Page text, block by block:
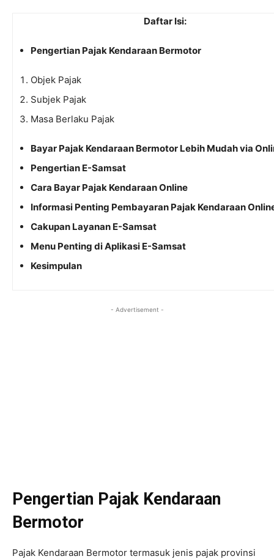
Daftar Isi:
Pengertian Pajak Kendaraan Bermotor
Objek Pajak
Subjek Pajak
Masa Berlaku Pajak
Bayar Pajak Kendaraan Bermotor Lebih Mudah via
Pengertian E-Samsat
Cara Bayar Pajak Kendaraan Online
Informasi Penting Pembayaran Pajak Kendaraan
Cakupan Layanan E-Samsat
Menu Penting di Aplikasi E-Samsat
Kesimpulan
- Advertisement -
Pengertian Pajak Kendaraan
Bermotor
Pajak Kendaraan Bermotor termasuk jenis pajak provinsi